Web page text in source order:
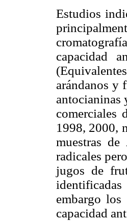
Estudios
capacidad
arándanos y
antocianinas
comerciales
1998, 2000,
muestras
radicales
jugos de
embargo
capacidad